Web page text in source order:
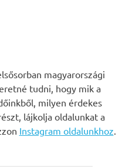
magyarországi
tudni, hogy mik a
milyen érdekes
lájkolja oldalunkat a
Instagram oldalunkhoz